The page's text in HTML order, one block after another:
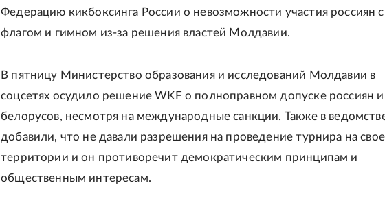
Федерацию кикбоксинга России о невозможности участия россиян с
флагом и гимном из-за решения властей Молдавии.
В пятницу Министерство образования и исследований Молдавии в
соцсетях осудило решение WKF о полноправном допуске россиян и
белорусов, несмотря на международные санкции. Также в
добавили, что не давали разрешения на проведение турнира на
территории и он противоречит демократическим принципам и
общественным интересам.